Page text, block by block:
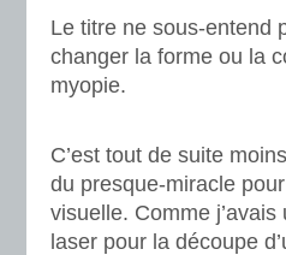
Le titre ne sous-entend
changer la forme ou la
myopie.
C’est tout de suite
du presque-miracle
visuelle. Comme
laser pour la découpe